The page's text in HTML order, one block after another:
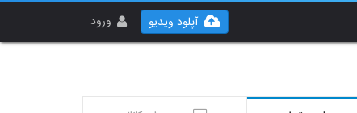
ورود آپلود ویدیو